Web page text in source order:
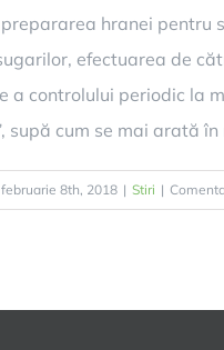
hranei pentru
efectuarea de
a controlului periodic la
supă cum se mai arată
februarie 8th, 2018 | Stiri |